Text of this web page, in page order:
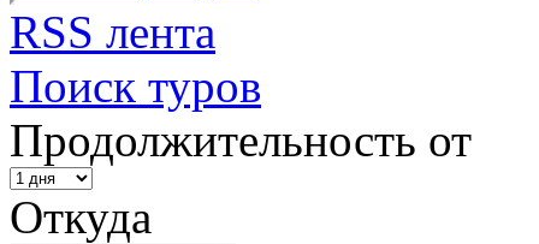
RSS лента
Поиск туров
Продолжительность от
Откуда